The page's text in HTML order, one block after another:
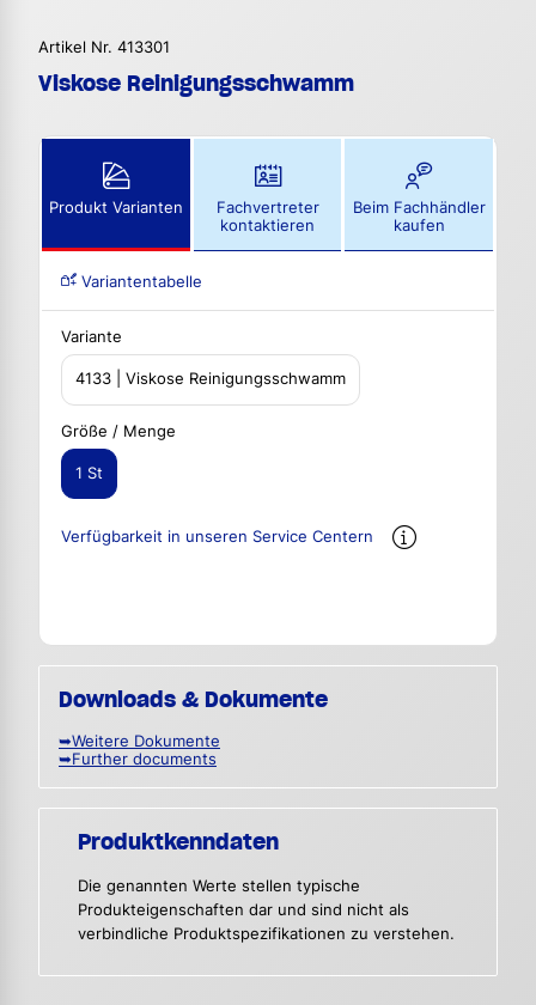
Artikel Nr. 413301
Viskose Reinigungsschwamm
Produkt Varianten
Fachvertreter
kontaktieren
Beim Fachhändler
kaufen
Variantentabelle
Variante
4133 | Viskose Reinigungsschwamm
Größe / Menge
1 St
Verfügbarkeit in unseren Service Centern
Downloads & Dokumente
➥Weitere Dokumente
➥Further documents
Produktkenndaten
Die genannten Werte stellen typische
Produkteigenschaften dar und sind nicht als
verbindliche Produktspezifikationen zu verstehen.